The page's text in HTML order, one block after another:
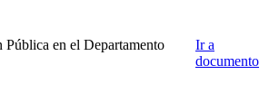
Pública en el Departamento
Ir a
documento